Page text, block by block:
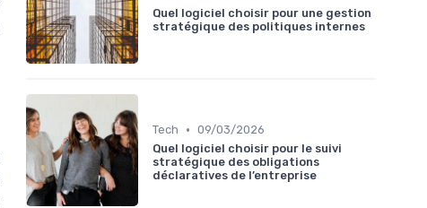
Quel logiciel choisir pour une gestion
stratégique des politiques internes
Tech • 09/03/2026
Quel logiciel choisir pour le suivi
stratégique des obligations
déclaratives de l’entreprise